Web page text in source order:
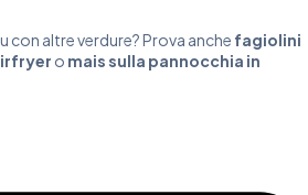
con altre verdure? Prova anche fagiolini
o mais sulla pannocchia in